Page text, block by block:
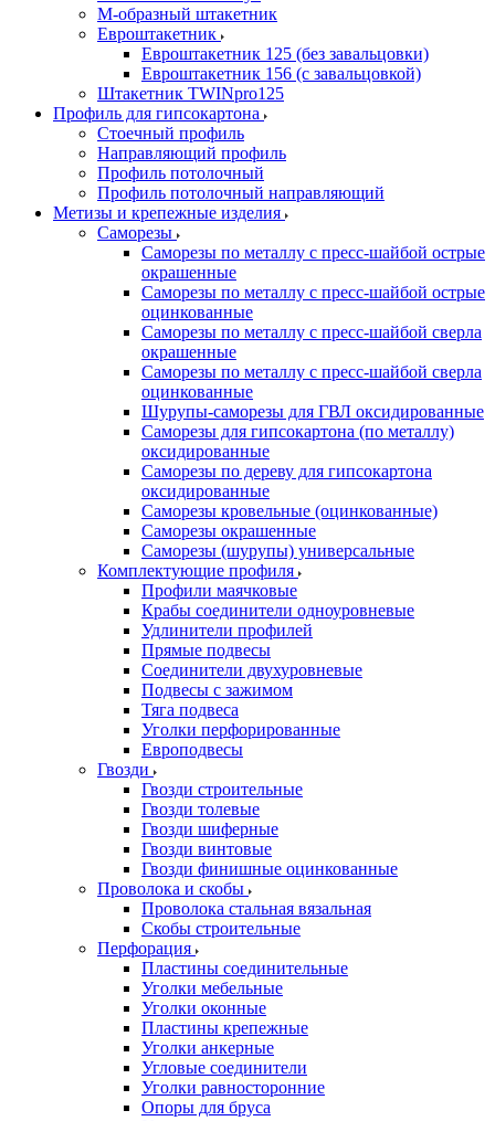
М-образный штакетник
Евроштакетник
Евроштакетник 125 (без завальцовки)
Евроштакетник 156 (с завальцовкой)
Штакетник TWINpro125
Профиль для гипсокартона
Стоечный профиль
Направляющий профиль
Профиль потолочный
Профиль потолочный направляющий
Метизы и крепежные изделия
Саморезы
Саморезы по металлу с пресс-шайбой острые
окрашенные
Саморезы по металлу с пресс-шайбой острые
оцинкованные
Саморезы по металлу с пресс-шайбой сверла
окрашенные
Саморезы по металлу с пресс-шайбой сверла
оцинкованные
Шурупы-саморезы для ГВЛ оксидированные
Саморезы для гипсокартона (по металлу)
оксидированные
Саморезы по дереву для гипсокартона
оксидированные
Саморезы кровельные (оцинкованные)
Саморезы окрашенные
Саморезы (шурупы) универсальные
Комплектующие профиля
Профили маячковые
Крабы соединители одноуровневые
Удлинители профилей
Прямые подвесы
Соединители двухуровневые
Подвесы с зажимом
Тяга подвеса
Уголки перфорированные
Европодвесы
Гвозди
Гвозди строительные
Гвозди толевые
Гвозди шиферные
Гвозди винтовые
Гвозди финишные оцинкованные
Проволока и скобы
Проволока стальная вязальная
Скобы строительные
Перфорация
Пластины соединительные
Уголки мебельные
Уголки оконные
Пластины крепежные
Уголки анкерные
Угловые соединители
Уголки равносторонние
Опоры для бруса